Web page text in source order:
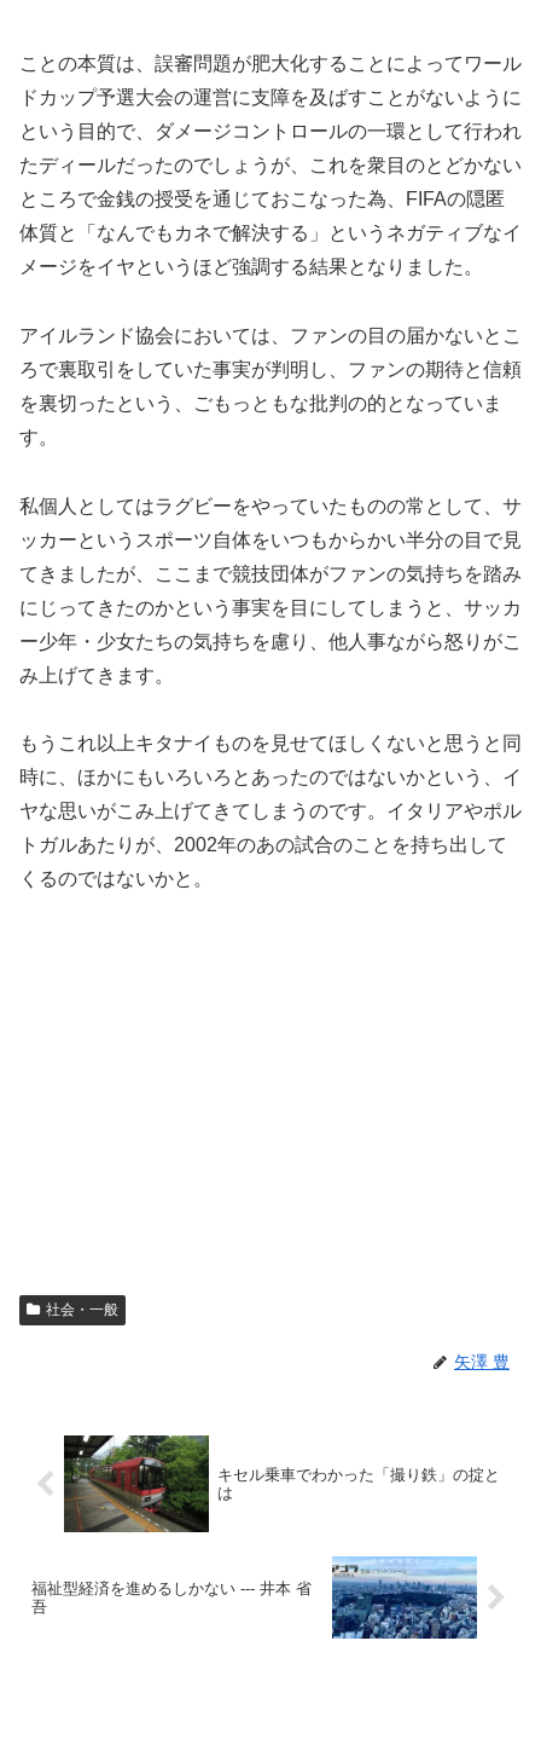
ことの本質は、誤審問題が肥大化することによってワール
ドカップ予選大会の運営に支障を及ばすことがないように
という目的で、ダメージコントロールの一環として行われ
たディールだったのでしょうが、これを衆目のとどかない
ところで金銭の授受を通じておこなった為、FIFAの隠匿
体質と「なんでもカネで解決する」というネガティブなイ
メージをイヤというほど強調する結果となりました。
アイルランド協会においては、ファンの目の届かないとこ
ろで裏取引をしていた事実が判明し、ファンの期待と信頼
を裏切ったという、ごもっともな批判の的となっていま
す。
私個人としてはラグビーをやっていたものの常として、サ
ッカーというスポーツ自体をいつもからかい半分の目で見
てきましたが、ここまで競技団体がファンの気持ちを踏み
にじってきたのかという事実を目にしてしまうと、サッカ
ー少年・少女たちの気持ちを慮り、他人事ながら怒りがこ
み上げてきます。
もうこれ以上キタナイものを見せてほしくないと思うと同
時に、ほかにもいろいろとあったのではないかという、イ
ヤな思いがこみ上げてきてしまうのです。イタリアやポル
トガルあたりが、2002年のあの試合のことを持ち出して
くるのではないかと。
社会・一般
矢澤 豊
キセル乗車でわかった「撮り鉄」の掟と
は
福祉型経済を進めるしかない --- 井本 省
吾